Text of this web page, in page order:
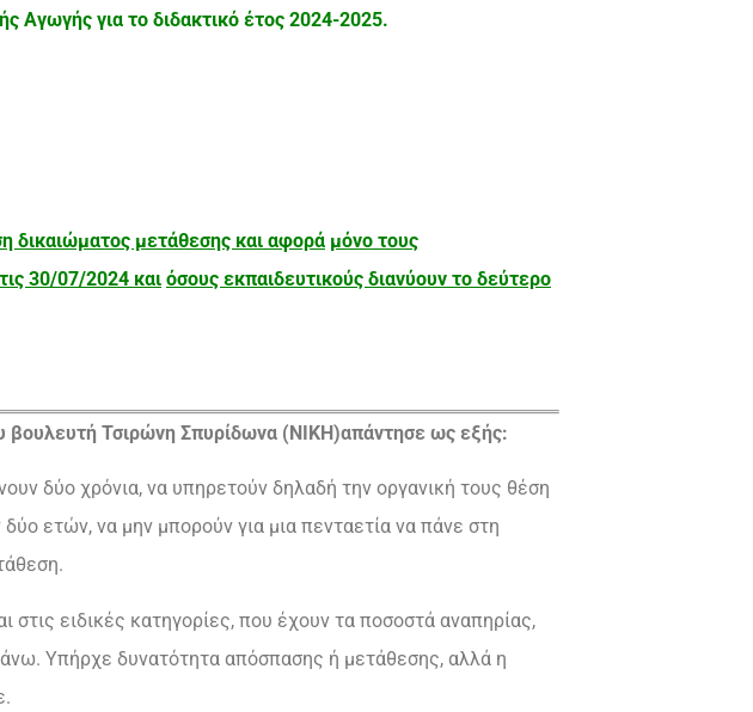
για το διδακτικό έτος 2024-2025.
δικαιώματος μετάθεσης και αφορά μόνο τους
30/07/2024 και όσους εκπαιδευτικούς διανύουν το δεύτερο
βουλευτή Τσιρώνη Σπυρίδωνα (ΝΙΚΗ)απάντησε ως εξής:
δύο χρόνια, να υπηρετούν δηλαδή την οργανική τους θέση
ετών, να μην μπορούν για μια πενταετία να πάνε στη
ειδικές κατηγορίες, που έχουν τα ποσοστά αναπηρίας,
Υπήρχε δυνατότητα απόσπασης ή μετάθεσης, αλλά η